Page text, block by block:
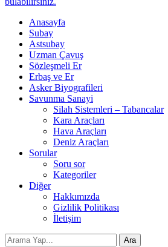
Anasayfa
Subay
Astsubay
Uzman Çavuş
Sözleşmeli Er
Erbaş ve Er
Asker Biyografileri
Savunma Sanayi
Silah Sistemleri – Tabancalar
Kara Araçları
Hava Araçları
Deniz Araçları
Sorular
Soru sor
Kategoriler
Diğer
Hakkımızda
Gizlilik Politikası
İletişim